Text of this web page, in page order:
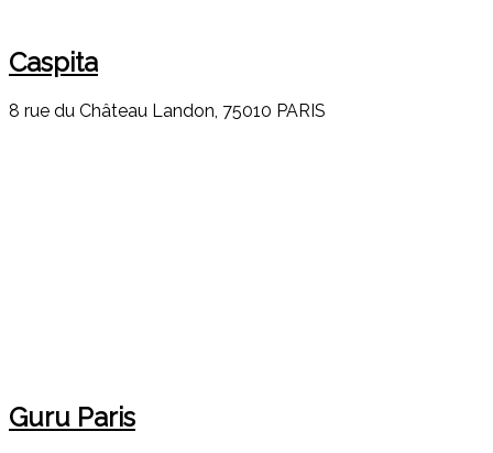
Caspita
8 rue du Château Landon, 75010 PARIS
Guru Paris